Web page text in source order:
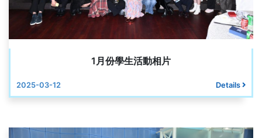
1月份學生活動相片
2025-03-12 Details